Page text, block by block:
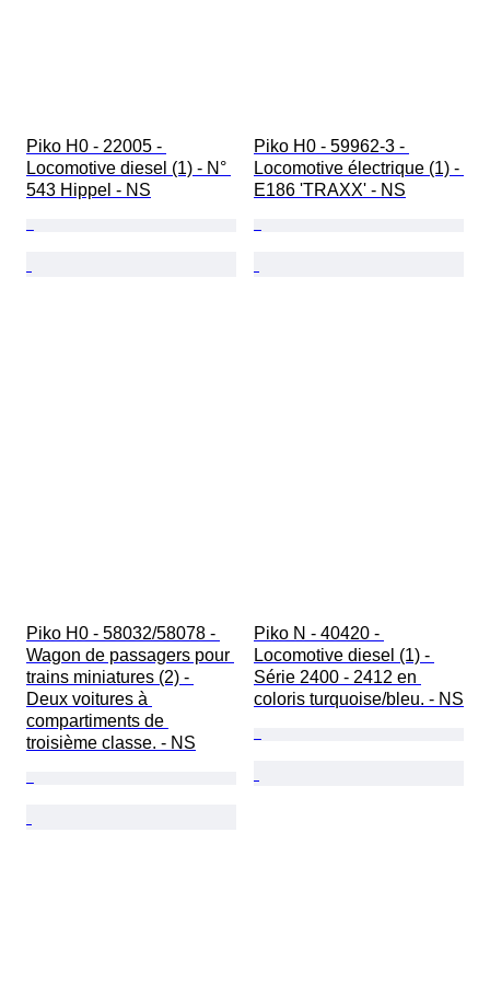
Piko H0 - 22005 -
Locomotive diesel (1) - N°
543 Hippel - NS
Piko H0 - 59962-3 -
Locomotive électrique (1) -
E186 'TRAXX' - NS
Piko H0 - 58032/58078 -
Wagon de passagers pour
trains miniatures (2) -
Deux voitures à
compartiments de
troisième classe. - NS
Piko N - 40420 -
Locomotive diesel (1) -
Série 2400 - 2412 en
coloris turquoise/bleu. - NS